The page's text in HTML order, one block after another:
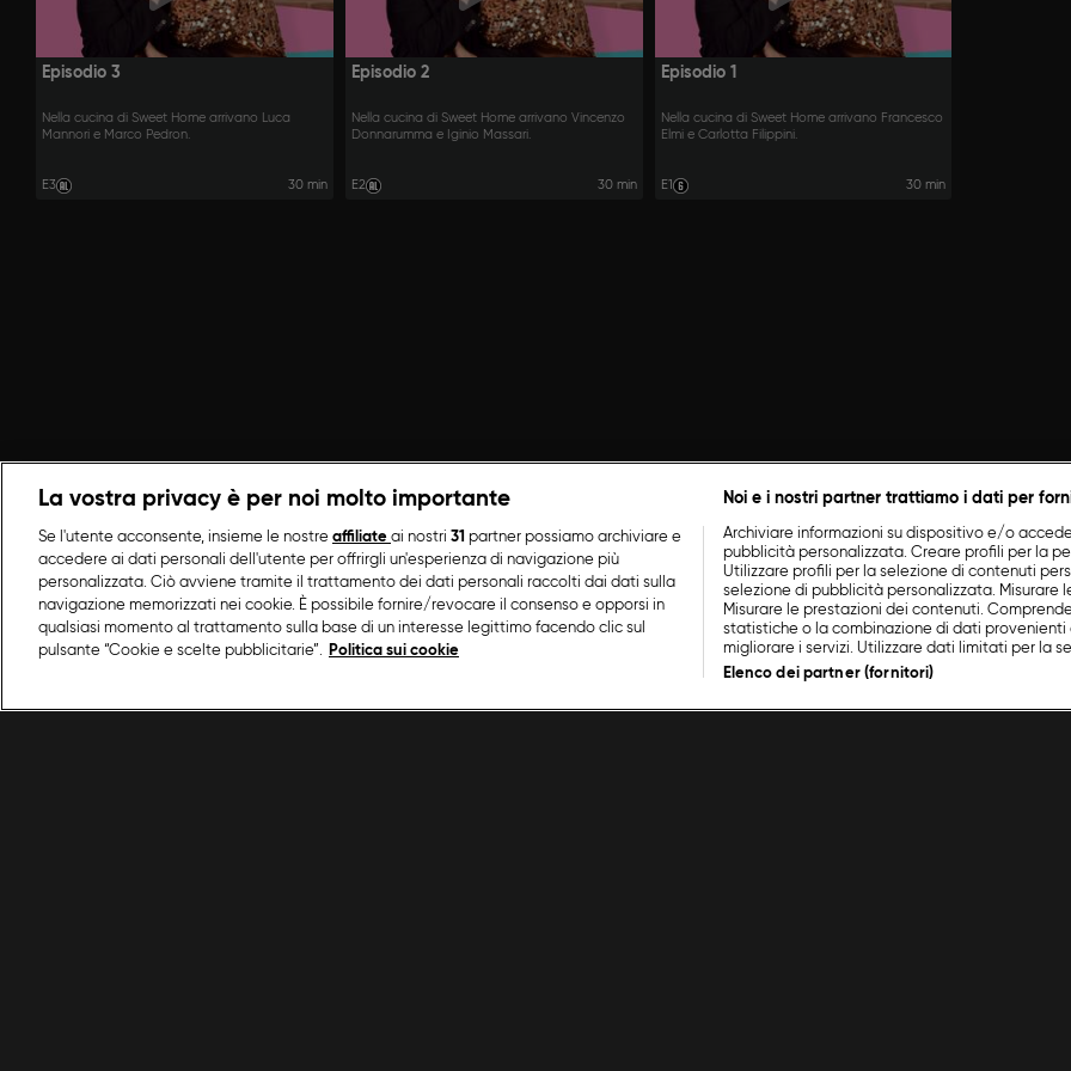
Episodio 3
Nella cucina di Sweet Home arrivano Luca
Mannori e Marco Pedron.
E3 30 min
Episodio 2
Nella cucina di Sweet Home arrivano Vincenzo
Donnarumma e Iginio Massari.
E2 30 min
Episodio 1
Nella cucina di Sweet Home arrivano Francesco
Elmi e Carlotta Filippini.
E1 30 min
La vostra privacy è per noi molto importante
Se l'utente acconsente, insieme le nostre affiliate ai nostri 31 partner possiamo archiviare e
accedere ai dati personali dell'utente per offrirgli un'esperienza di navigazione più
personalizzata. Ciò avviene tramite il trattamento dei dati personali raccolti dai dati sulla
navigazione memorizzati nei cookie. È possibile fornire/revocare il consenso e opporsi in
qualsiasi momento al trattamento sulla base di un interesse legittimo facendo clic sul
pulsante “Cookie e scelte pubblicitarie”.
Politica sui cookie
Noi e i nostri partner trattiamo i dati per
Archiviare informazioni su dispositivo e/o
pubblicità personalizzata. Creare profili per la
Utilizzare profili per la selezione di contenuti
selezione di pubblicità personalizzata. Misurare
Misurare le prestazioni dei contenuti.
statistiche o la combinazione di dati provenienti
migliorare i servizi. Utilizzare dati limitati per la
Elenco dei partner (fornitori)